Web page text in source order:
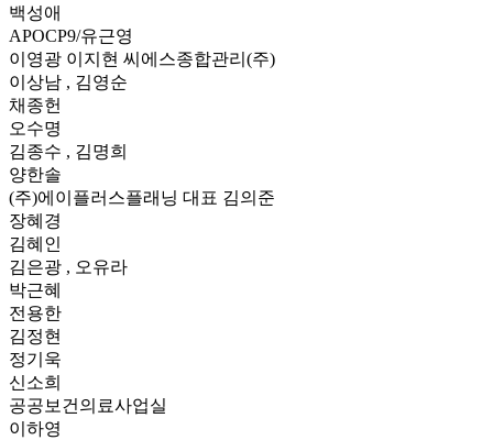
백성애
APOCP9/유근영
이영광 이지현 씨에스종합관리(주)
이상남 , 김영순
채종헌
오수명
김종수 , 김명희
양한솔
(주)에이플러스플래닝 대표 김의준
장혜경
김혜인
김은광 , 오유라
박근혜
전용한
김정현
정기욱
신소희
공공보건의료사업실
이하영